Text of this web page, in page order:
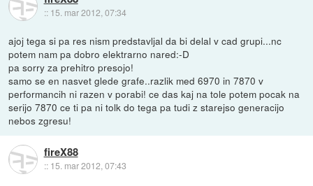
:: 15. mar 2012, 07:34
ajoj tega si pa res nism predstavljal da bi delal v cad grupi...nc
potem nam pa dobro elektrarno nared:-D
pa sorry za prehitro presojo!
samo se en nasvet glede grafe..razlik med 6970 in 7870 v
performancih ni razen v porabi! ce das kaj na tole potem pocak na
serijo 7870 ce ti pa ni tolk do tega pa tudi z starejso generacijo
nebos zgresu!
fireX88
:: 15. mar 2012, 07:43